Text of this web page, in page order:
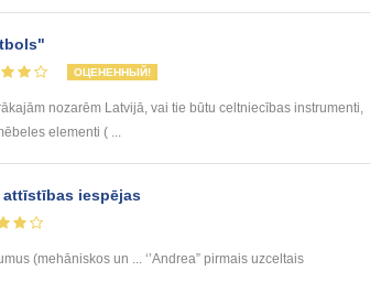
ОЦЕНЕННЫЙ!
nozarēm Latvijā, vai tie būtu celtniecības instrumenti,
elementi ( ...
iespējas
(mehāniskos un ... ‘’Andrea” pirmais uzceltais